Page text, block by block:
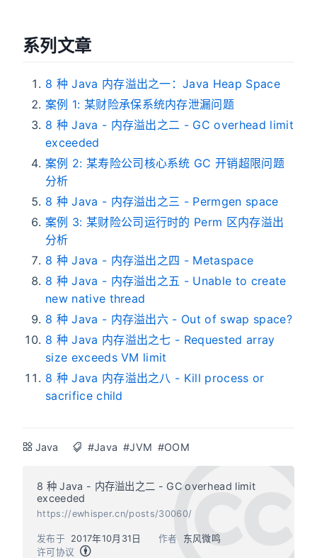
系列文章
8 种 Java 内存溢出之一：Java Heap Space
案例 1: 某财险承保系统内存泄漏问题
8 种 Java - 内存溢出之二 - GC overhead limit
exceeded
案例 2: 某寿险公司核心系统 GC 开销超限问题
分析
8 种 Java - 内存溢出之三 - Permgen space
案例 3: 某财险公司运行时的 Perm 区内存溢出
分析
8 种 Java - 内存溢出之四 - Metaspace
8 种 Java - 内存溢出之五 - Unable to create
new native thread
8 种 Java - 内存溢出六 - Out of swap space?
8 种 Java 内存溢出之七 - Requested array
size exceeds VM limit
8 种 Java 内存溢出之八 - Kill process or
sacrifice child
Java #Java #JVM #OOM
8 种 Java - 内存溢出之二 - GC overhead limit
exceeded
https://ewhisper.cn/posts/30060/
作者 东风微鸣
发布于
2017年10月31日
许可协议